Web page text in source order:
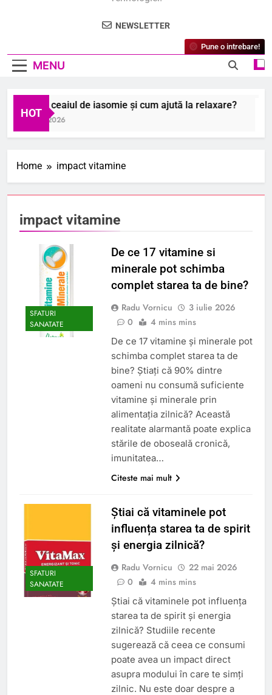
NEWSLETTER
MENU
Pune o intrebare!
HOT
Ce este ceaiul de iasomie și cum ajută la relaxare?
6 August 2026
Home impact vitamine
impact vitamine
SFATURI
SANATATE
De ce 17 vitamine si
minerale pot schimba
complet starea ta de bine?
Radu Vornicu
3 iulie 2026
0
4 mins mins
De ce 17 vitamine și minerale pot
schimba complet starea ta de
bine? Știați că 90% dintre
oameni nu consumă suficiente
vitamine și minerale prin
alimentația zilnică? Această
realitate alarmantă poate explica
stările de oboseală cronică,
imunitatea…
Citeste mai mult
SFATURI
SANATATE
Știai că vitaminele pot
influența starea ta de spirit
și energia zilnică?
Radu Vornicu
22 mai 2026
0
4 mins mins
Știai că vitaminele pot influența
starea ta de spirit și energia
zilnică? Studiile recente
sugerează că ceea ce consumi
poate avea un impact direct
asupra modului în care te simți
zilnic. Nu este doar despre a